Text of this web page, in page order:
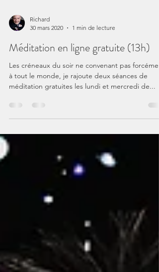
30 mars 2020
1 min de lecture
Méditation en ligne gratuite (13h)
Les créneaux du soir ne convenant pas
méditation gratuites les lundi et mercredi de...